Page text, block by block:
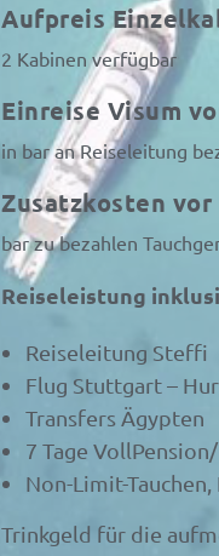
Aufpreis
2 Kabinen verfügbar
Einreise Visum
in bar an Reiseleitung
Zusatzkosten vor
bar zu bezahlen
Reiseleistung
Reiseleitung Steffi
Flug Stuttgart –
Transfers Ägypten
7 Tage
Non-Limit-
Trinkgeld für die